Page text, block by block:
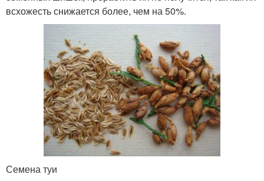
всхожесть снижается более, чем на 50%.
Семена туи